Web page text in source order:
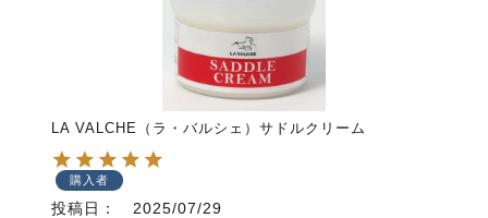
LA VALCHE（ラ・バルシェ）サドルクリーム
購入者
投稿日 2025/07/29